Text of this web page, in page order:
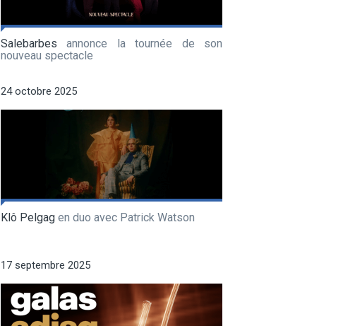
Salebarbes annonce la tournée de son
nouveau spectacle
24 octobre 2025
Klô Pelgag en duo avec Patrick Watson
17 septembre 2025